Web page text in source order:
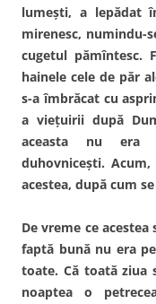
lumeşti, a lepădat
mirenesc, numindu-
cugetul pămîntesc.
hainele cele de păr
s-a îmbrăcat cu
a vieţuirii după
aceasta nu era
duhovniceşti.
acestea, după cum
De vreme ce
faptă bună nu era
toate. Că toată
noaptea o